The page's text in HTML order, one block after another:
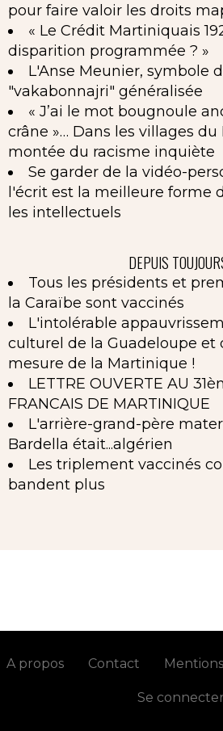
pour faire valoir les droits
« Le Crédit Martiniquais
disparition programmée ? »
L'Anse Meunier, symbole
"vakabonnajri" généralisée
« J’ai le mot bougnoule
crâne »… Dans les villages du
montée du racisme inquiète
Se garder de la vidéo-
l'écrit est la meilleure forme
les intellectuels
DEPUIS
Tous les présidents et
la Caraïbe sont vaccinés
L'intolérable
culturel de la Guadeloupe et
mesure de la Martinique !
LETTRE OUVERTE AU
FRANCAIS DE MARTINIQUE
L'arrière-grand-père
Bardella était...algérien
Les triplement vaccinés
bandent plus
A propos Contact
Se connecter